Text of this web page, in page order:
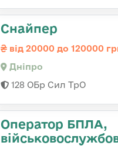
Снайпер
від 20000 до 120000
Дніпро
128 ОБр Сил ТрО
Оператор БПЛА,